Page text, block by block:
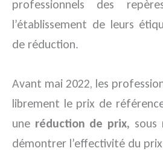
professionnels des
l’établissement de leurs
de réduction.
Avant mai 2022, les
librement le prix de
une réduction de prix, sous
démontrer l’effectivité du